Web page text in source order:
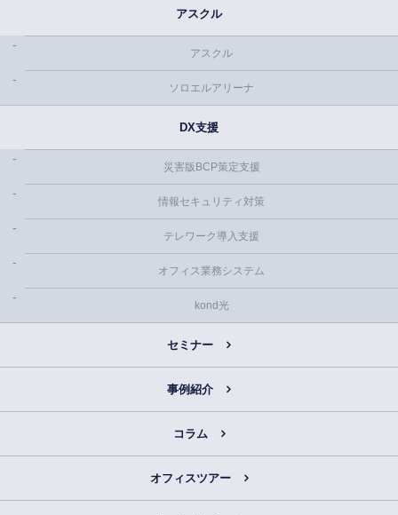
アスクル
アスクル
ソロエルアリーナ
DX支援
災害版BCP策定支援
情報セキュリティ対策
テレワーク導入支援
オフィス業務システム
kond光
セミナー
事例紹介
コラム
オフィスツアー